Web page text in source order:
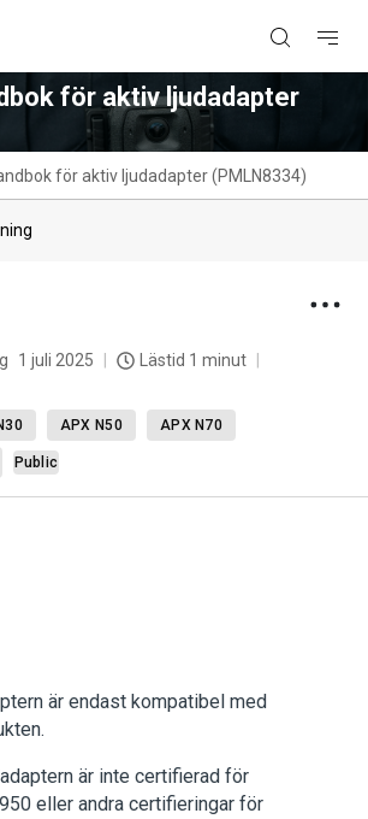
för aktiv ljudadapter
för aktiv ljudadapter (PMLN8334)
1 juli 2025
Lästid 1 minut
APX N50 APX N70
Public
är endast kompatibel med
är inte certifierad för
eller andra certifieringar för